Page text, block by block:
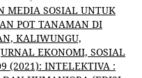
MEDIA SOSIAL UNTUK
POT TANAMAN DI
KALIWUNGU,
EKONOMI, SOSIAL
(2021): INTELEKTIVA :